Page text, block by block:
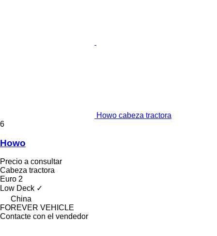
Howo cabeza tractora
6
Howo
Precio a consultar
Cabeza tractora
Euro 2
Low Deck ✓
China
FOREVER VEHICLE
Contacte con el vendedor